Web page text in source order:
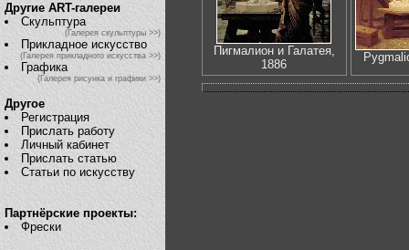
Другие ART-галереи
Скульптура
(Галерея скульптуры >>)
Прикладное искусство
(Галерея прикладного искусства >>)
Графика
(Галерея рисунка и графики >>)
Другое
Регистрация
Прислать работу
Личный кабинет
Прислать статью
Статьи по искусству
Партнёрские проекты:
Фрески
Пигмалион и Галатея,
1886